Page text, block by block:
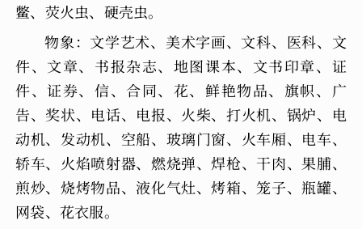
鳖、荧火虫、硬壳虫。
物象：文学艺术、美术字画、文科、医科、文
件、文章、书报杂志、地图课本、文书印章、证
件、证券、信、合同、花、鲜艳物品、旗帜、广
告、奖状、电话、电报、火柴、打火机、锅炉、电
动机、发动机、空船、玻璃门窗、火车厢、电车、
轿车、火焰喷射器、燃烧弹、焊枪、干肉、果脯、
煎炒、烧烤物品、液化气灶、烤箱、笼子、瓶罐、
网袋、花衣服。